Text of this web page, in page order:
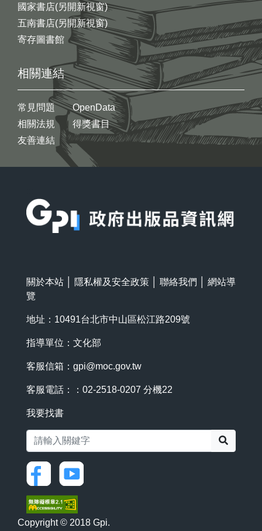
國家書店(另開新視窗)
五南書店(另開新視窗)
寄存圖書館
相關連結
常見問題
相關法規
友善連結
OpenData
得獎書目
關於本站 隱私權及安全政策 聯絡我們
網站導
覽
地址：10491台北市中山區松江路209號
指導單位：文化部
客服信箱： gpi@moc.gov.tw
客服電話：：02-2518-0207 分機22
我要找書
Copyright © 2018 Gpi.